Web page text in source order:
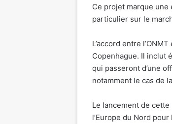
Ce projet marque
particulier sur le
L’accord entre
Copenhague. Il inclut
qui passeront d’une
notamment le cas de
Le lancement de
l’Europe du Nord